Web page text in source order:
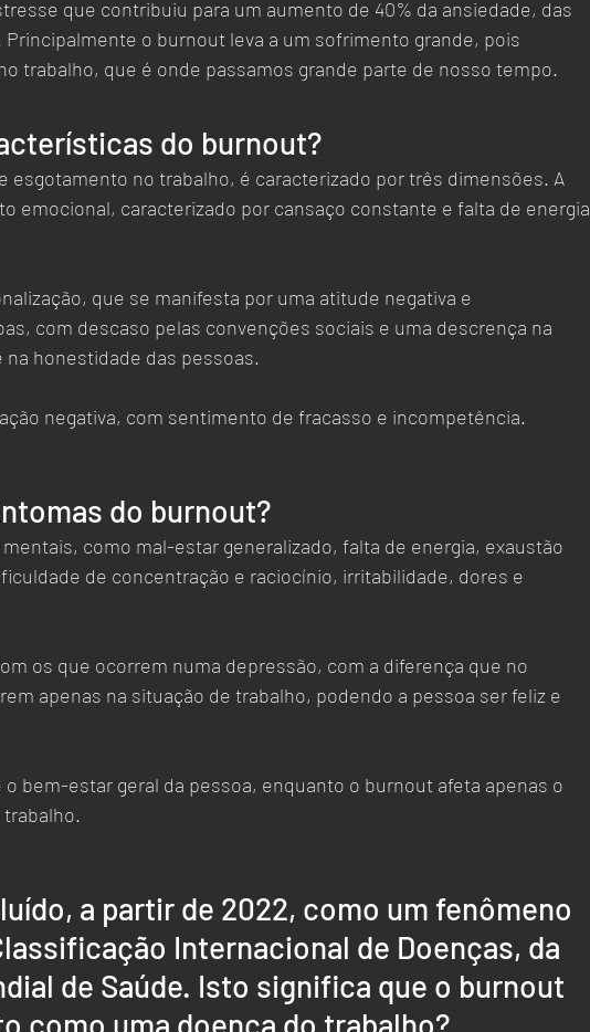
que contribuiu para um aumento de 40% da ansiedade, das
o burnout leva a um sofrimento grande, pois
trabalho, que é onde passamos grande parte de nosso tempo.
do burnout?
esgotamento no trabalho, é caracterizado por três dimensões. A
emocional, caracterizado por cansaço constante e falta de energia
que se manifesta por uma atitude negativa e
com descaso pelas convenções sociais e uma descrença na
honestidade das pessoas.
negativa, com sentimento de fracasso e incompetência.
do burnout?
como mal-estar generalizado, falta de energia, exaustão
de concentração e raciocínio, irritabilidade, dores e
os que ocorrem numa depressão, com a diferença que no
apenas na situação de trabalho, podendo a pessoa ser feliz e
bem-estar geral da pessoa, enquanto o burnout afeta apenas o
a partir de 2022, como um fenômeno
Internacional de Doenças, da
de Saúde. Isto significa que o burnout
como uma doença do trabalho?